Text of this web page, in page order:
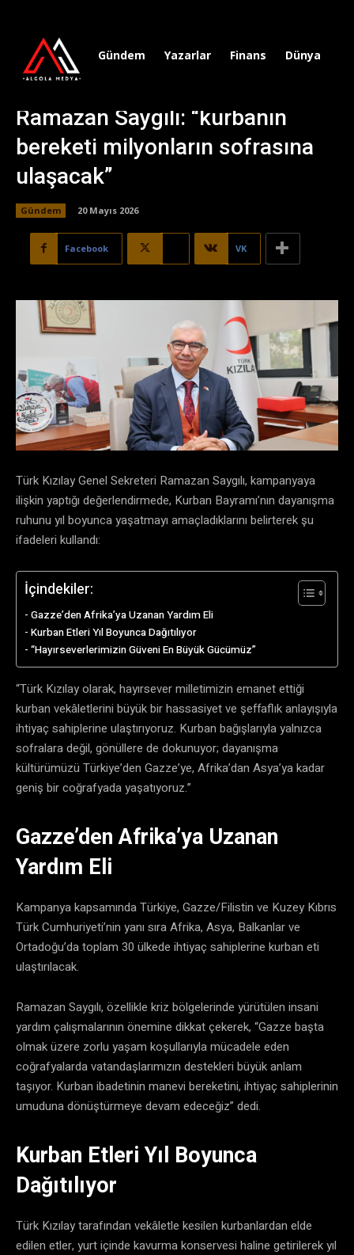
Gündem Yazarlar Finans Dünya
Ramazan Saygılı: “kurbanın
bereketi milyonların sofrasına
ulaşacak”
Gündem 20 Mayıs 2026
Facebook VK
Türk Kızılay Genel Sekreteri Ramazan Saygılı, kampanyaya
ilişkin yaptığı değerlendirmede, Kurban Bayramı’nın dayanışma
ruhunu yıl boyunca yaşatmayı amaçladıklarını belirterek şu
ifadeleri kullandı:
İçindekiler:
Gazze’den Afrika’ya Uzanan Yardım Eli
Kurban Etleri Yıl Boyunca Dağıtılıyor
“Hayırseverlerimizin Güveni En Büyük Gücümüz”
“Türk Kızılay olarak, hayırsever milletimizin emanet ettiği
kurban vekâletlerini büyük bir hassasiyet ve şeffaflık anlayışıyla
ihtiyaç sahiplerine ulaştırıyoruz. Kurban bağışlarıyla yalnızca
sofralara değil, gönüllere de dokunuyor; dayanışma
kültürümüzü Türkiye’den Gazze’ye, Afrika’dan Asya’ya kadar
geniş bir coğrafyada yaşatıyoruz.”
Gazze’den Afrika’ya Uzanan
Yardım Eli
Kampanya kapsamında Türkiye, Gazze/Filistin ve Kuzey Kıbrıs
Türk Cumhuriyeti’nin yanı sıra Afrika, Asya, Balkanlar ve
Ortadoğu’da toplam 30 ülkede ihtiyaç sahiplerine kurban eti
ulaştırılacak.
Ramazan Saygılı, özellikle kriz bölgelerinde yürütülen insani
yardım çalışmalarının önemine dikkat çekerek, “Gazze başta
olmak üzere zorlu yaşam koşullarıyla mücadele eden
coğrafyalarda vatandaşlarımızın destekleri büyük anlam
taşıyor. Kurban ibadetinin manevi bereketini, ihtiyaç sahiplerinin
umuduna dönüştürmeye devam edeceğiz” dedi.
Kurban Etleri Yıl Boyunca
Dağıtılıyor
Türk Kızılay tarafından vekâletle kesilen kurbanlardan elde
edilen etler, yurt içinde kavurma konservesi haline getirilerek yıl